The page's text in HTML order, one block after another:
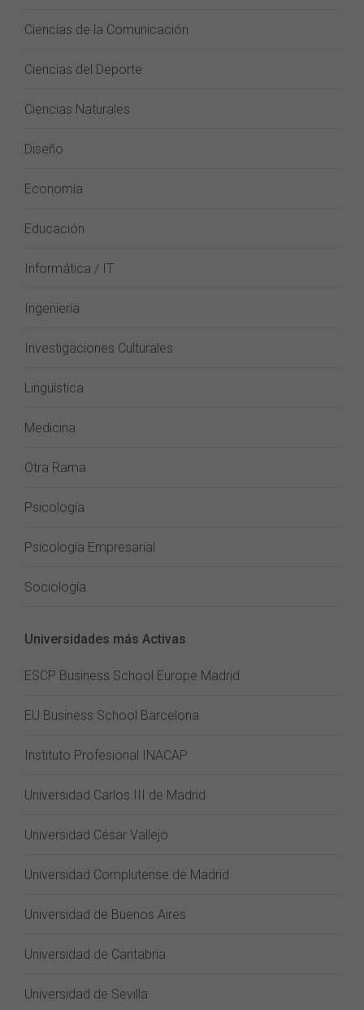
Ciencias de la Comunicación
Ciencias del Deporte
Ciencias Naturales
Diseño
Economía
Educación
Informática / IT
Ingeniería
Investigaciones Culturales
Lingüística
Medicina
Otra Rama
Psicología
Psicología Empresarial
Sociología
Universidades más Activas
ESCP Business School Europe Madrid
EU Business School Barcelona
Instituto Profesional INACAP
Universidad Carlos III de Madrid
Universidad César Vallejo
Universidad Complutense de Madrid
Universidad de Buenos Aires
Universidad de Cantabria
Universidad de Sevilla